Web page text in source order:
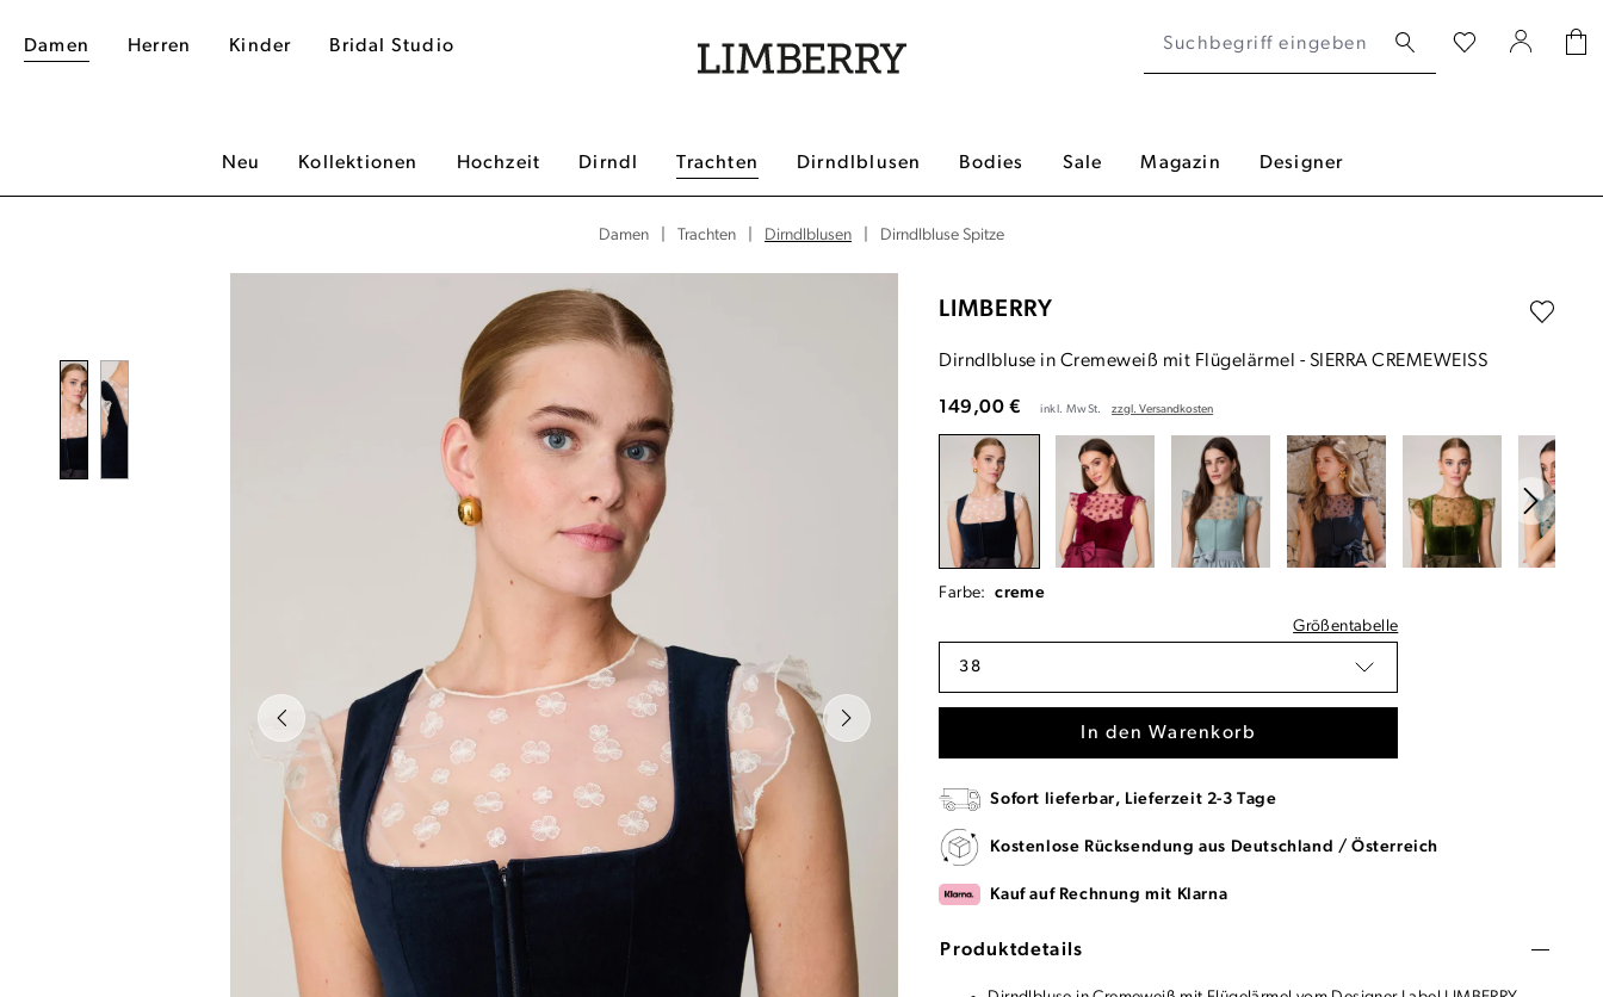
Damen Herren Kinder Bridal Studio
Neu Kollektionen Hochzeit Dirndl Trachten Dirndlblusen Bodies Sale Magazin Designer
Damen Trachten Dirndlblusen Dirndlbluse Spitze
LIMBERRY
Dirndlbluse in Cremeweiß mit Flügelärmel - SIERRA CREMEWEISS
149,00 € inkl. MwSt. zzgl. Versandkosten
Farbe:
creme
Größentabelle
38
In den Warenkorb
Sofort lieferbar, Lieferzeit 2-3 Tage
Kostenlose Rücksendung aus Deutschland / Österreich
Kauf auf Rechnung mit Klarna
Produktdetails